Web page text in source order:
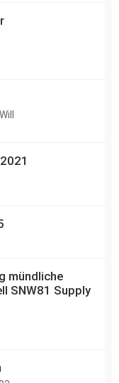
mündliche
SNW81 Supply